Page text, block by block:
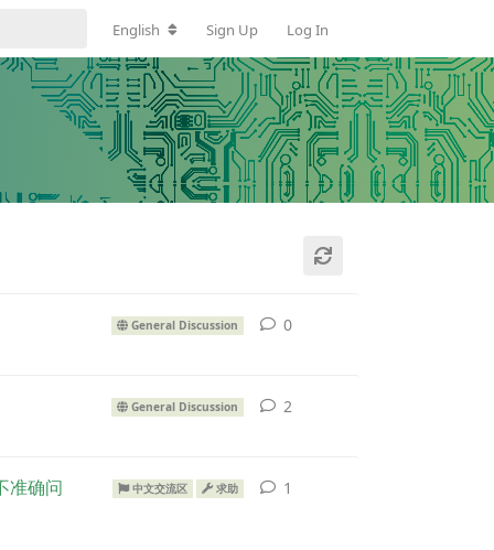
English Sign Up Log In
General Discussion 0
General Discussion 2
准确问 中文交流区 求助 1